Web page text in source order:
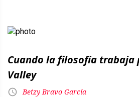
Cuando la filosofía trabaja
Valley
Betzy Bravo García